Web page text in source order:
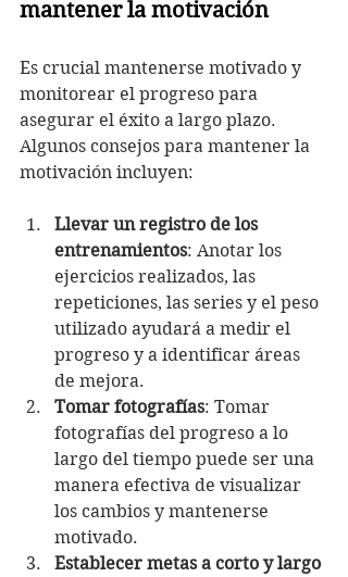
mantener la motivación
Es crucial mantenerse motivado y
monitorear el progreso para
asegurar el éxito a largo plazo.
Algunos consejos para mantener la
motivación incluyen:
Llevar un registro de los
entrenamientos: Anotar los
ejercicios realizados, las
repeticiones, las series y el peso
utilizado ayudará a medir el
progreso y a identificar áreas
de mejora.
Tomar fotografías: Tomar
fotografías del progreso a lo
largo del tiempo puede ser una
manera efectiva de visualizar
los cambios y mantenerse
motivado.
Establecer metas a corto y largo